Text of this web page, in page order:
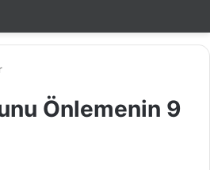
Önlemenin 9